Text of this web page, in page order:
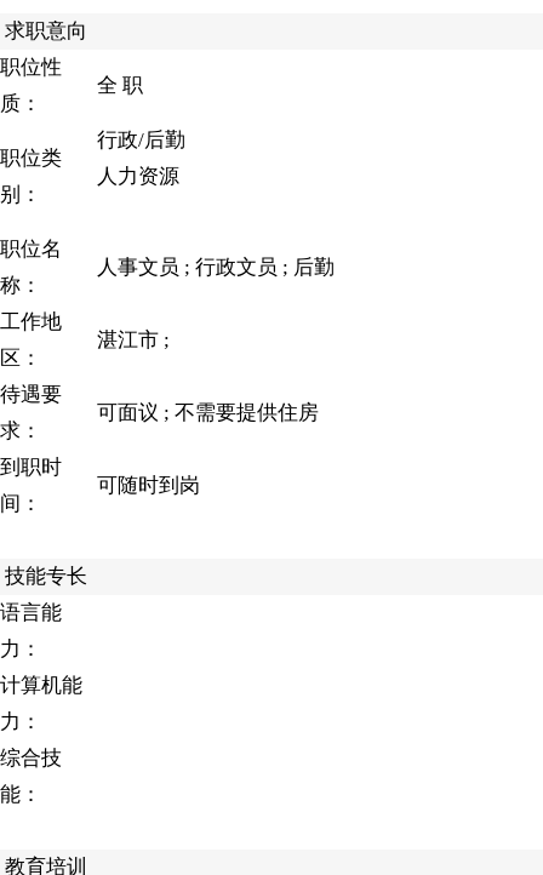
求职意向
职位性
质：
全 职
职位类
别：
行政/后勤
人力资源
职位名
称：
人事文员 ; 行政文员 ; 后勤
工作地
区：
湛江市 ;
待遇要
求：
可面议 ; 不需要提供住房
到职时
间：
可随时到岗
技能专长
语言能
力：
计算机能
力：
综合技
能：
教育培训